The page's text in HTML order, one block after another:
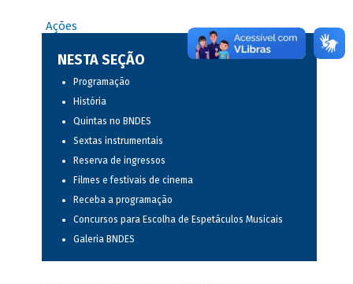
Ações
NESTA SEÇÃO
Programação
História
Quintas no BNDES
Sextas instrumentais
Reserva de ingressos
Filmes e festivais de cinema
Receba a programação
Concursos para Escolha de Espetáculos Musicais
Galeria BNDES